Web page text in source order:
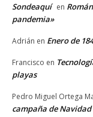
Sondeaquí en
pandemia»
Adrián en Enero de
Francisco en
playas
Pedro Miguel Ortega
campaña de Navidad